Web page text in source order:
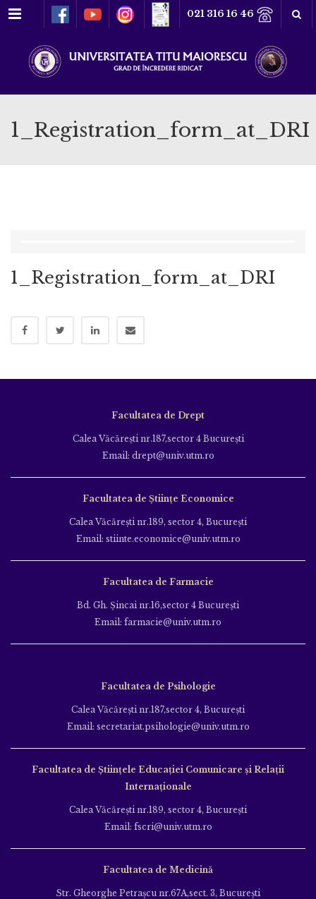
Meniu 021 316 16 46
1_Registration_form_at_DRI
1_Registration_form_at_DRI
Facultatea de Drept
Calea Văcăreşti nr.187,sector 4 Bucureşti
Email: drept@univ.utm.ro
Facultatea de Științe Economice
Calea Văcăreşti nr.189, sector 4, Bucureşti
Email: stiinte.economice@univ.utm.ro
Facultatea de Farmacie
Bd. Gh. Şincai nr.16,sector 4 Bucureşti
Email: farmacie@univ.utm.ro
Facultatea de Psihologie
Calea Văcăreşti nr.187,sector 4, Bucureşti
Email: secretariat.psihologie@univ.utm.ro
Facultatea de Ştiinţele Educației Comunicare și Relații
Internaționale
Calea Văcăreşti nr.189, sector 4, Bucureşti
Email: fscri@univ.utm.ro
Facultatea de Medicină
Str. Gheorghe Petraşcu nr.67A,sect. 3, Bucureşti